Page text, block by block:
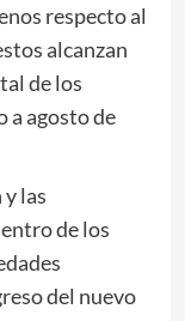
respecto al
alcanzan
de los
a agosto de
las
de los
del nuevo